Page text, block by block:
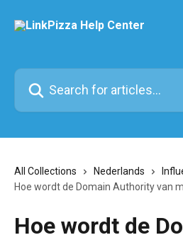
Search for articles...
All Collections Nederlands
Hoe wordt de Domain Authority van
Hoe wordt de